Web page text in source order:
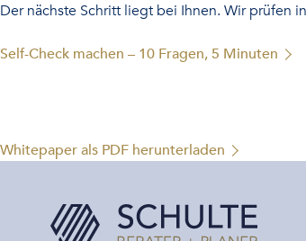
Der nächste Schritt liegt bei Ihnen. Wir prüfen
Self-Check machen – 10 Fragen, 5 Minuten
Whitepaper als PDF herunterladen